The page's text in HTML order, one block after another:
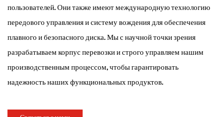
пользователей. Они также имеют международную технологию
передового управления и систему вождения для обеспечения
плавного и безопасного диска. Мы с научной точки зрения
разрабатываем корпус перевозки и строго управляем нашим
производственным процессом, чтобы гарантировать
надежность наших функциональных продуктов.